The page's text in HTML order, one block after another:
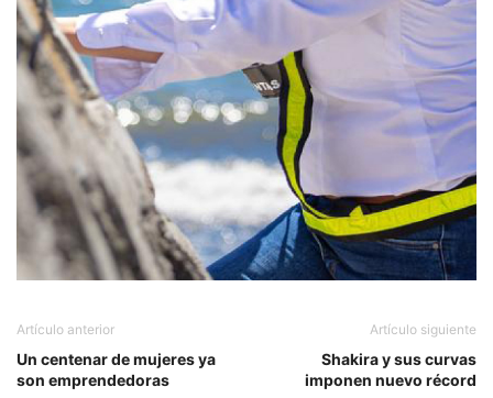
Artículo anterior
Un centenar de mujeres ya
son emprendedoras
Artículo siguiente
Shakira y sus curvas
imponen nuevo récord